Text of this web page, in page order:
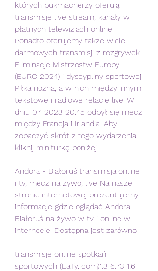
których bukmacherzy oferują
transmisje live stream, kanały w
płatnych telewizjach online.
Ponadto oferujemy także wiele
darmowych transmisji z rozgrywek
Eliminacje Mistrzostw Europy
(EURO 2024) i dyscypliny sportowej
Piłka nożna, a w nich między innymi
tekstowe i radiowe relacje live. W
dniu 07. 2023 20:45 odbył się mecz
między Francja i Irlandia. Aby
zobaczyć skrót z tego wydarzenia
kliknij miniturkę poniżej.
Andora - Białoruś transmisja online
i tv, mecz na żywo, live Na naszej
stronie internetowej prezentujemy
informacje gdzie oglądać Andora -
Białoruś na żywo w tv i online w
internecie. Dostępna jest zarówno
transmisje online spotkań
sportowych (Lajfy. com)1:3 6:73 1:6